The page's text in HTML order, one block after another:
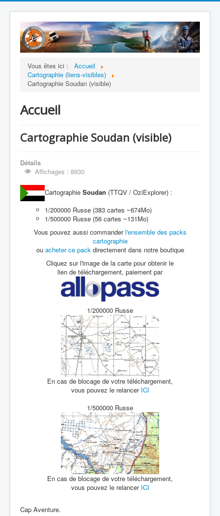
Vous êtes ici :
Accueil
Cartographie (liens-visibles)
Cartographie Soudan (visible)
Accueil
Cartographie Soudan (visible)
Détails
Affichages : 8930
Cartographie Soudan (TTQV / OziExplorer) :
1/200000 Russe (383 cartes ~674Mo)
1/500000 Russe (56 cartes ~131Mo)
Vous pouvez aussi commanderl'ensemble des packs
cartographie
ou acheter ce pack directement dans notre boutique
Cliquez sur l'image de la carte pour obtenir le
lien de téléchargement, paiement par
1/200000 Russe
En cas de blocage de votre téléchargement,
vous pouvez le relancer ICI
1/500000 Russe
En cas de blocage de votre téléchargement,
vous pouvez le relancer ICI
Cap Aventure.